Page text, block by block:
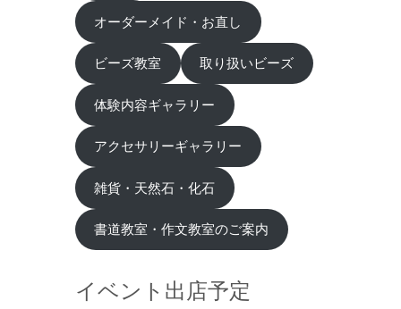
オーダーメイド・お直し
ビーズ教室 取り扱いビーズ
体験内容ギャラリー
アクセサリーギャラリー
雑貨・天然石・化石
書道教室・作文教室のご案内
イベント出店予定